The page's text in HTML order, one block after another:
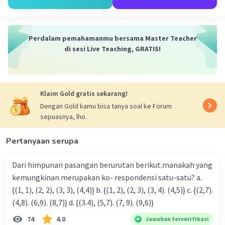
a = 1
Formula dari penjumlahan deret tersebut atau
Sn = n/2 (1 + 3n - 2)
Sn = n/2 (3n - 1)
Sn = 3n(n/2) - n/2
Sn = 3n /2 - n/2
Beri Rating·0.0(0) Balas
Perdalam pemahamanmu bersama Master Teacher
di sesi Live Teaching, GRATIS!
Klaim Gold gratis sekarang!
Dengan Gold kamu bisa tanya soal ke Forum
sepuasnya, lho.
Pertanyaan serupa
Dari himpunan pasangan berurutan berikut.manakah yang
kemungkinan merupakan ko- respondensi satu-satu? a.
{(1, 1), (2, 2), (3, 3), (4,4)} b. {(1, 2), (2, 3), (3, 4). (4,5)} c. {(2,7).
(4,8). (6,9). (8,7)} d. {(3.4), (5,7). (7, 9). (9,6)}
74 4.0 Jawaban terverifikasi